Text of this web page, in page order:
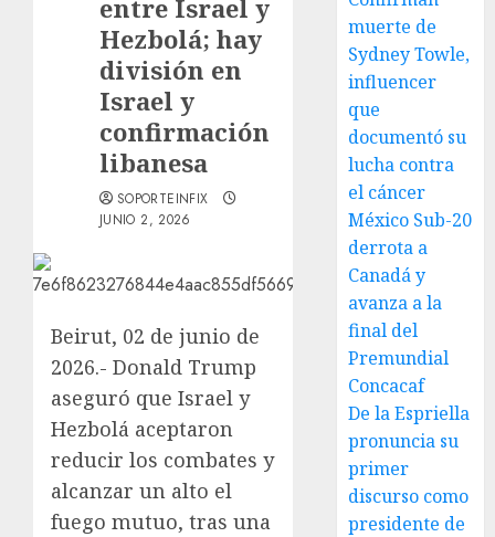
entre Israel y
Hezbolá; hay
división en
Israel y
confirmación
libanesa
SOPORTEINFIX
JUNIO 2, 2026
Beirut, 02 de junio de
2026.- Donald Trump
aseguró que Israel y
Hezbolá aceptaron
reducir los combates y
alcanzar un alto el
fuego mutuo, tras una
muerte de
Sydney Towle,
influencer
que
documentó su
lucha contra
el cáncer
México Sub-20
derrota a
Canadá y
avanza a la
final del
Premundial
Concacaf
De la Espriella
pronuncia su
primer
discurso como
presidente de